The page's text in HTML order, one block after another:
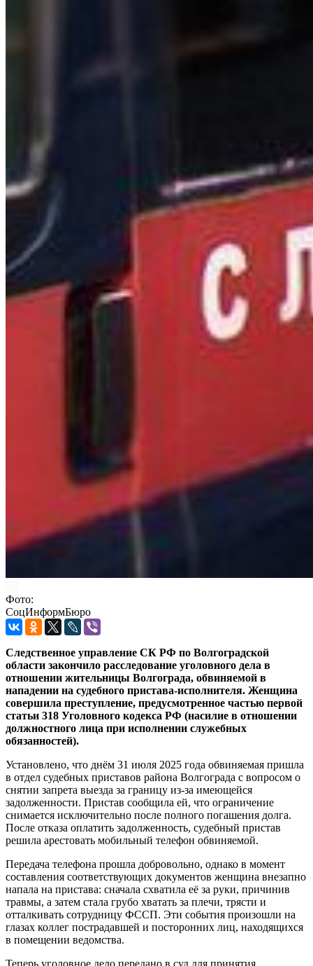
Фото:
СоцИнформБюро
Следственное управление СК РФ по Волгоградской
области закончило расследование уголовного дела в
отношении жительницы Волгограда, обвиняемой в
нападении на судебного пристава-исполнителя. Женщина
совершила преступление, предусмотренное частью первой
статьи 318 Уголовного кодекса РФ (насилие в отношении
должностного лица при исполнении служебных
обязанностей).
Установлено, что днём 31 июля 2025 года обвиняемая пришла
в отдел судебных приставов района Волгограда с вопросом о
снятии запрета выезда за границу из-за имеющейся
задолженности. Пристав сообщила ей, что ограничение
снимается исключительно после полного погашения долга.
После отказа оплатить задолженность, судебный пристав
решила арестовать мобильный телефон обвиняемой.
Передача телефона прошла добровольно, однако в момент
составления соответствующих документов женщина внезапно
напала на пристава: сначала схватила её за руки, причинив
травмы, а затем стала грубо хватать за плечи, трясти и
отталкивать сотрудницу ФССП. Эти события произошли на
глазах коллег пострадавшей и посторонних лиц, находящихся
в помещении ведомства.
Теперь уголовное дело передано в суд для принятия